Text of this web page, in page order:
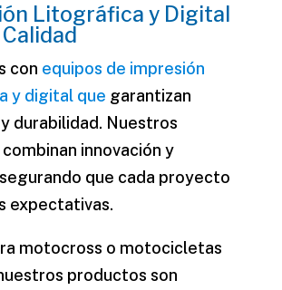
Litográfica y Digital
con equipos de impresión
y digital que garantizan
durabilidad. Nuestros
innovación y
que cada proyecto
expectativas.
motocross o motocicletas
productos son